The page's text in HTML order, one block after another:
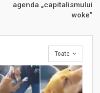
agenda „capitalismului
woke”
Toate